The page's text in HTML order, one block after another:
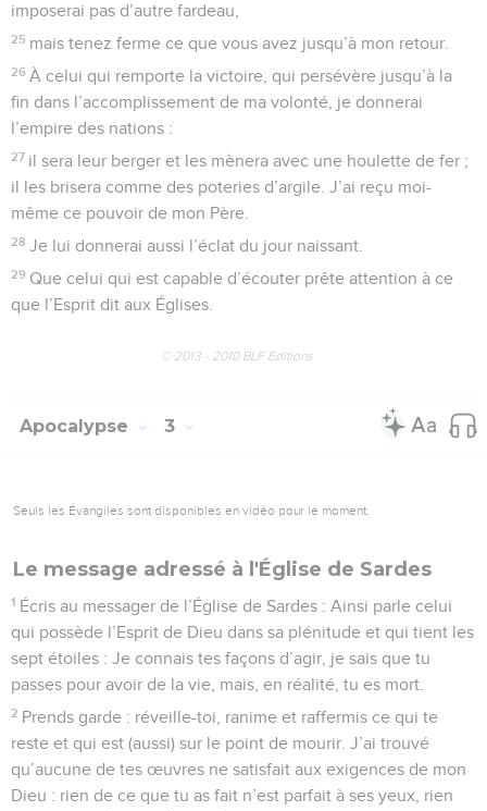
imposerai pas d’autre fardeau,
25 mais tenez ferme ce que vous avez jusqu’à mon retour.
26 À celui qui remporte la victoire, qui persévère jusqu’à la
fin dans l’accomplissement de ma volonté, je donnerai
l’empire des nations :
27 il sera leur berger et les mènera avec une houlette de fer ;
il les brisera comme des poteries d’argile. J’ai reçu moi-
même ce pouvoir de mon Père.
28 Je lui donnerai aussi l’éclat du jour naissant.
29 Que celui qui est capable d’écouter prête attention à ce
que l’Esprit dit aux Églises.
© 2013 - 2010 BLF Editions
Apocalypse 3
Seuls les Évangiles sont disponibles en vidéo pour le moment.
Le message adressé à l'Église de Sardes
1 Écris au messager de l’Église de Sardes : Ainsi parle celui
qui possède l’Esprit de Dieu dans sa plénitude et qui tient les
sept étoiles : Je connais tes façons d’agir, je sais que tu
passes pour avoir de la vie, mais, en réalité, tu es mort.
2 Prends garde : réveille-toi, ranime et raffermis ce qui te
reste et qui est (aussi) sur le point de mourir. J’ai trouvé
qu’aucune de tes œuvres ne satisfait aux exigences de mon
Dieu : rien de ce que tu as fait n’est parfait à ses yeux, rien